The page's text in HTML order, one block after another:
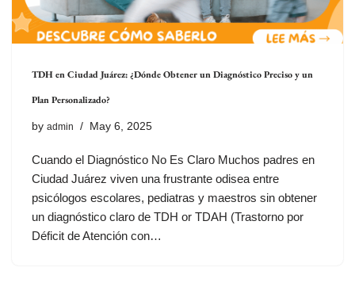
TDH en Ciudad Juárez: ¿Dónde Obtener un Diagnóstico Preciso y un
Plan Personalizado?
by admin May 6, 2025
Cuando el Diagnóstico No Es Claro Muchos padres en
Ciudad Juárez viven una frustrante odisea entre
psicólogos escolares, pediatras y maestros sin obtener
un diagnóstico claro de TDH or TDAH (Trastorno por
Déficit de Atención con…